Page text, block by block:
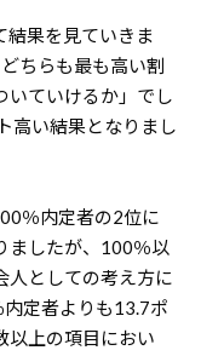
結果を見ていきま
ちらも最も高い割
いていけるか」でし
高い結果となりまし
％内定者の2位に
ましたが、100％以
人としての考え方に
定者よりも13.7ポ
以上の項目におい